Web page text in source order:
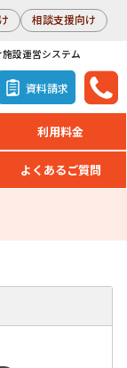
相談支援向け
施設運営システム
資料請求
利用料金
よくあるご質問